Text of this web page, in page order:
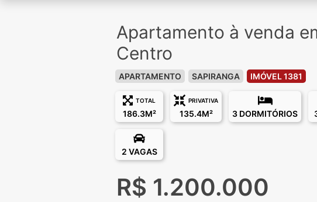
Apartamento à venda
Centro
APARTAMENTO SAPIRANGA IMÓVEL 1381
TOTAL
186.3M²
PRIVATIVA
135.4M² 3 DORMITÓRIOS
2 VAGAS
R$ 1.200.000